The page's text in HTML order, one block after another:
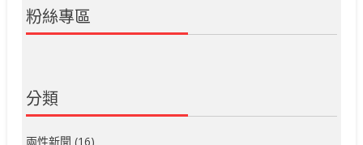
粉絲專區
分類
兩性新聞 (16)